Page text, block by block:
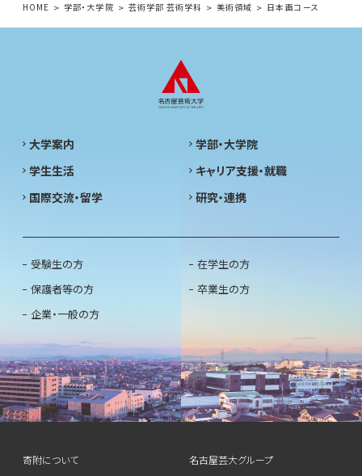
HOME 学部・大学院 芸術学部 芸術学科 美術領域 日本画コース
大学案内
学部・大学院
学生生活
キャリア支援・就職
国際交流・留学
研究・連携
受験生の方
在学生の方
保護者等の方
卒業生の方
企業・一般の方
寄附について 名古屋芸大グループ